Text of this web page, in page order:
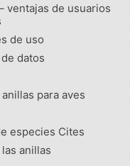
ventajas de usuarios
de uso
datos
para aves
especies Cites
anillas